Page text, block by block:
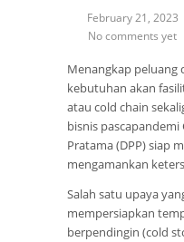
February 21, 2023
No comments yet
Menangkap peluang
kebutuhan akan
atau cold chain
bisnis pascapandemi
Pratama (DPP) siap
mengamankan
Salah satu upaya
mempersiapkan
berpendingin (cold